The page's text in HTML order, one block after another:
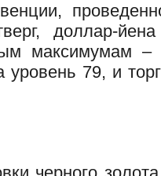
доллар-
максимумам
уровень 79, и